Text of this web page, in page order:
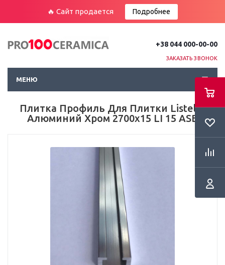
🔥 Сайт продается Подробнее
+38 044 000-00-00
ЗАКАЗАТЬ ЗВОНОК
МЕНЮ
Плитка Профиль Для Плитки Listello
Алюминий Хром 2700х15 LI 15 ASB